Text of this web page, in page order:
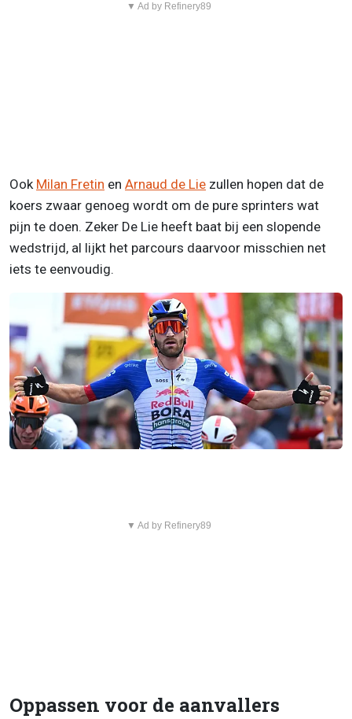
▼ Ad by Refinery89
Ook Milan Fretin en Arnaud de Lie zullen hopen dat de
koers zwaar genoeg wordt om de pure sprinters wat
pijn te doen. Zeker De Lie heeft baat bij een slopende
wedstrijd, al lijkt het parcours daarvoor misschien net
iets te eenvoudig.
▼ Ad by Refinery89
Oppassen voor de aanvallers